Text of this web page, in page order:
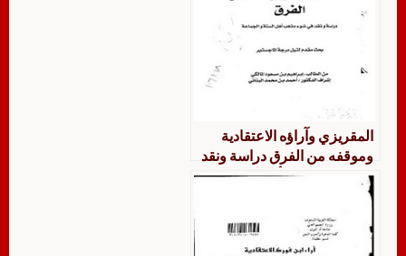
المقريزي وآراؤه الاعتقادية
وموقفه من الفرق دراسة ونقد
في ضوء مذهب أهل السنة
والجماعة